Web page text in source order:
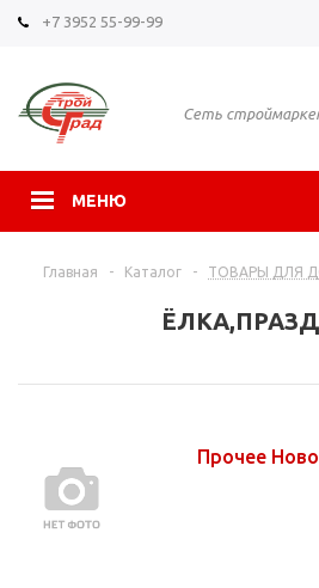
+7 3952 55-99-99
Сеть
МЕНЮ
Главная - Каталог - ТОВАРЫ ДЛЯ
Прочее